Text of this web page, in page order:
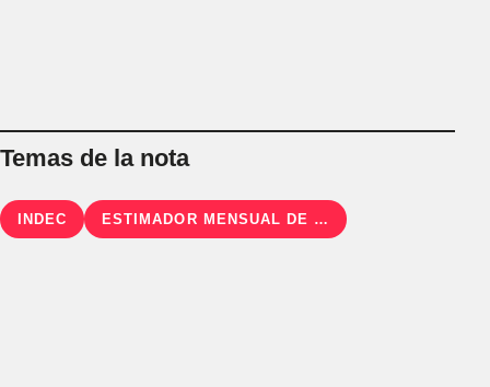
Temas de la nota
INDEC ESTIMADOR MENSUAL DE ACTIVIDAD ECONÓMICA